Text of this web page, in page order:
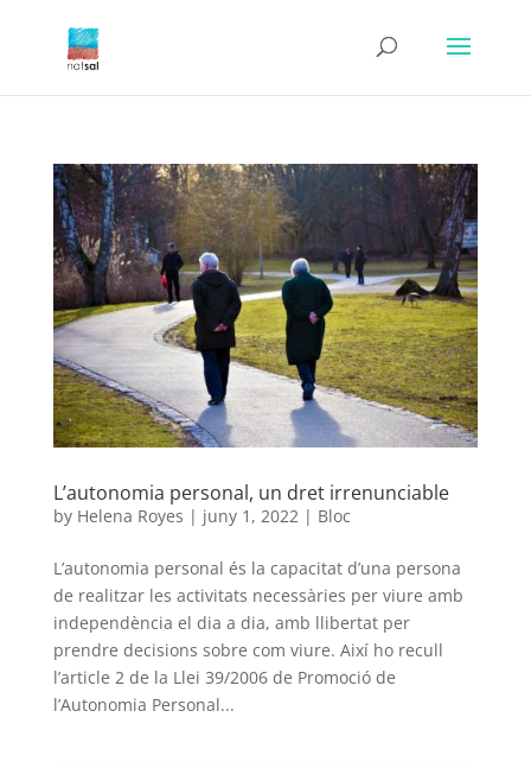
L’autonomia personal, un dret irrenunciable
by Helena Royes | juny 1, 2022| Bloc
L’autonomia personal és la capacitat d’una persona
de realitzar les activitats necessàries per viure amb
independència el dia a dia, amb llibertat per
prendre decisions sobre com viure. Així ho recull
l’article 2 de la Llei 39/2006 de Promoció de
l’Autonomia Personal...